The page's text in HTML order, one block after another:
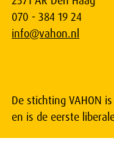
070 - 384 19 24
info@vahon.nl
De stichting VAHON
en is de eerste